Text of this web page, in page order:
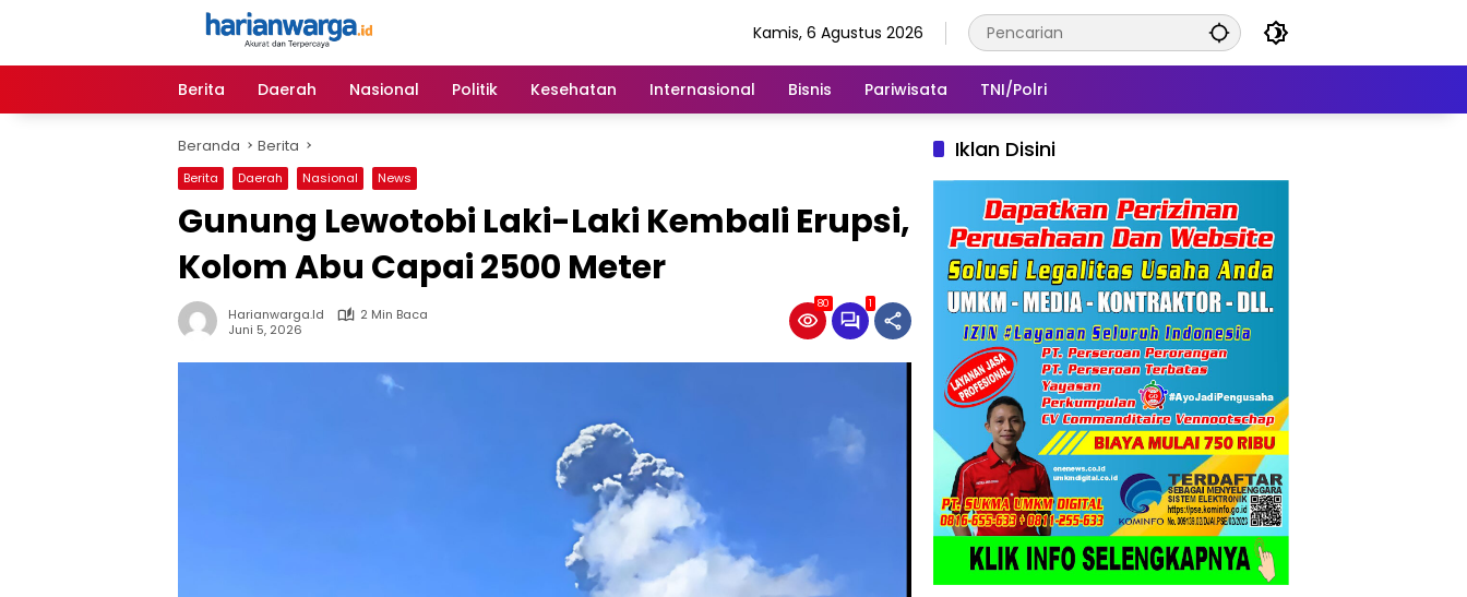
Kamis, 6 Agustus 2026
Berita Daerah Nasional Politik Kesehatan Internasional Bisnis Pariwisata TNI/Polri
Beranda Berita
Berita Daerah Nasional News
Gunung Lewotobi Laki-Laki Kembali Erupsi,
Kolom Abu Capai 2500 Meter
Harianwarga.id
2 Min Baca
Juni 5, 2026
80 1
Iklan Disini